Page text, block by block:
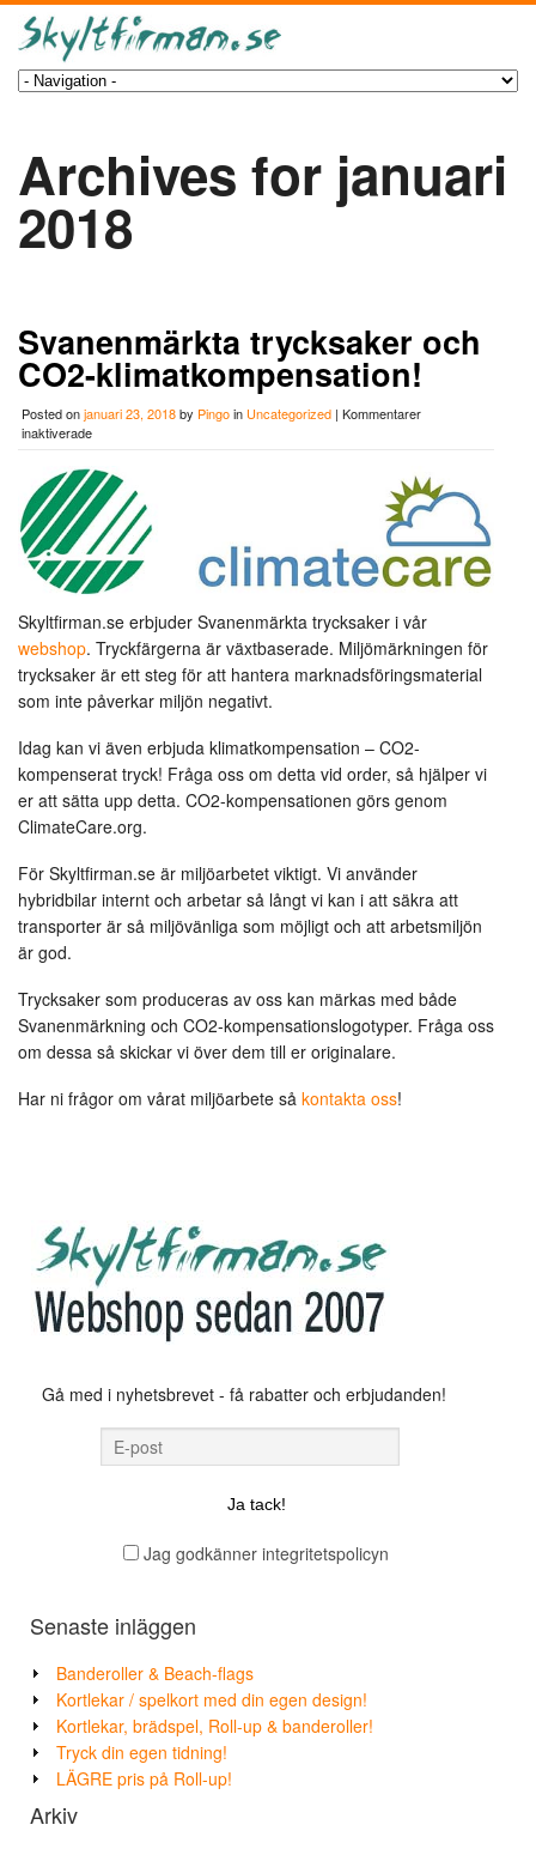
Archives for januari
2018
Svanenmärkta trycksaker och
CO2-klimatkompensation!
Posted onjanuari 23, 2018by Pingoin Uncategorized | Kommentarer
inaktiveradeför
trycksaker
och
CO2-
klimatkompensation!
Skyltfirman.se erbjuder Svanenmärkta trycksaker i vår
webshop. Tryckfärgerna är växtbaserade. Miljömärkningen för
trycksaker är ett steg för att hantera marknadsföringsmaterial
som inte påverkar miljön negativt.
Idag kan vi även erbjuda klimatkompensation – CO2-
kompenserat tryck! Fråga oss om detta vid order, så hjälper vi
er att sätta upp detta. CO2-kompensationen görs genom
ClimateCare.org.
För Skyltfirman.se är miljöarbetet viktigt. Vi använder
hybridbilar internt och arbetar så långt vi kan i att säkra att
transporter är så miljövänliga som möjligt och att arbetsmiljön
är god.
Trycksaker som produceras av oss kan märkas med både
Svanenmärkning och CO2-kompensationslogotyper. Fråga oss
om dessa så skickar vi över dem till er originalare.
Har ni frågor om vårat miljöarbete så kontakta oss!
Gå med i nyhetsbrevet - få rabatter och erbjudanden!
Jag godkänner integritetspolicyn
Senaste inläggen
Banderoller & Beach-flags
Kortlekar / spelkort med din egen design!
Kortlekar, brädspel, Roll-up & banderoller!
Tryck din egen tidning!
LÄGRE pris på Roll-up!
Arkiv